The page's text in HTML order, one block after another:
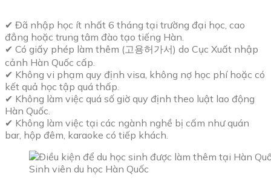
✔ Đã nhập học ít nhất 6 tháng tại trường đại học, cao
đẳng hoặc trung tâm đào tạo tiếng Hàn.
✔ Có giấy phép làm thêm (고용허가서) do Cục Xuất nhập
cảnh Hàn Quốc cấp.
✔ Không vi phạm quy định visa, không nợ học phí hoặc có
kết quả học tập quá thấp.
✔ Không làm việc quá số giờ quy định theo luật lao động
Hàn Quốc.
✔ Không làm việc tại các ngành nghề bị cấm như quán
bar, hộp đêm, karaoke có tiếp khách.
Sinh viên du học Hàn Quốc